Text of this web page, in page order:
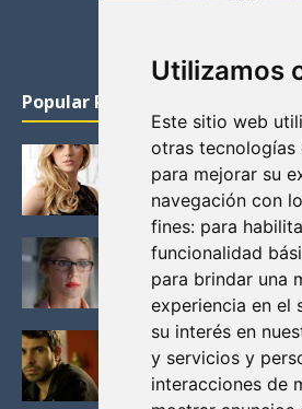
Utilizamos
Este sitio web
otras tecnologías
para mejorar su
navegación con
fines: para
funcionalidad
para brindar una
experiencia en el
su interés en
y servicios y
interacciones de
Popular Posts
KATHERYN WINNICK: LA
VIKINGOS
Junio 14, 2013
FELICITY (EMILY BETT
MAS BONITAS DE LA
Noviembre 30, 2013
BLACK MIRROR: TODA
LA CRITICA
Mayo 17, 2012